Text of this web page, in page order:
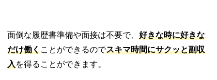
面倒な履歴書準備や面接は不要で、 好きな時に好きな
だけ働くことができるのでスキマ時間にサクッと副収
入を得ることができます。